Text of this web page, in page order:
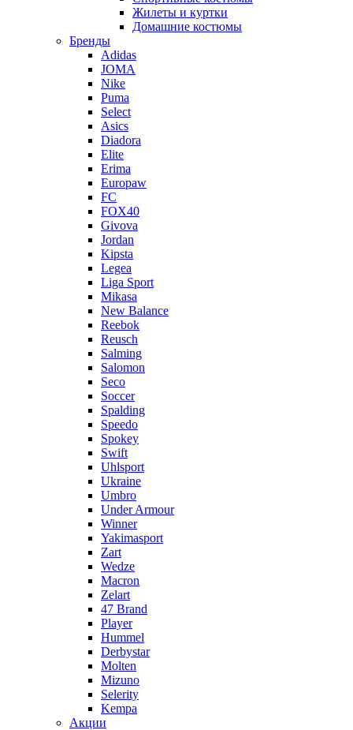
Жилеты и куртки
Домашние костюмы
Бренды
Adidas
JOMA
Nike
Puma
Select
Asics
Diadora
Elite
Erima
Europaw
FC
FOX40
Givova
Jordan
Kipsta
Legea
Liga Sport
Mikasa
New Balance
Reebok
Reusch
Salming
Salomon
Seco
Soccer
Spalding
Speedo
Spokey
Swift
Uhlsport
Ukraine
Umbro
Under Armour
Winner
Yakimasport
Zart
Wedze
Macron
Zelart
47 Brand
Player
Hummel
Derbystar
Molten
Mizuno
Selerity
Kempa
Акции